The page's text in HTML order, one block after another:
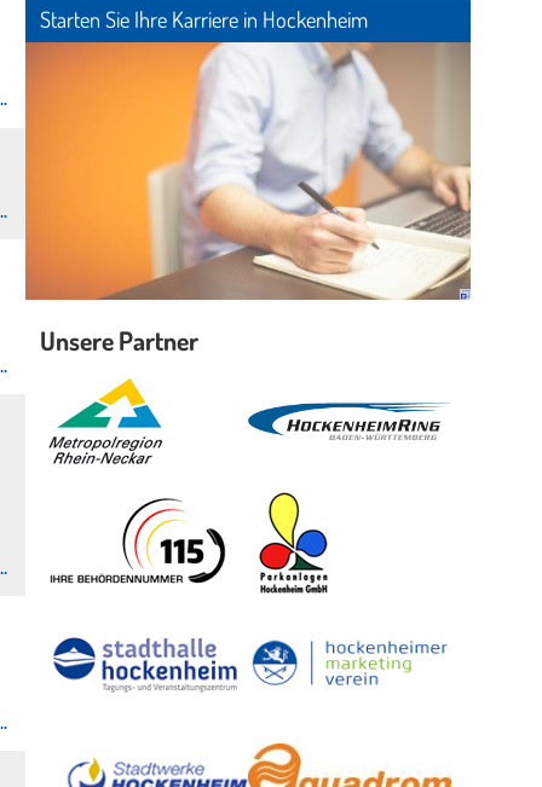
Starten Sie Ihre Karriere in Hockenheim
Unsere Partner